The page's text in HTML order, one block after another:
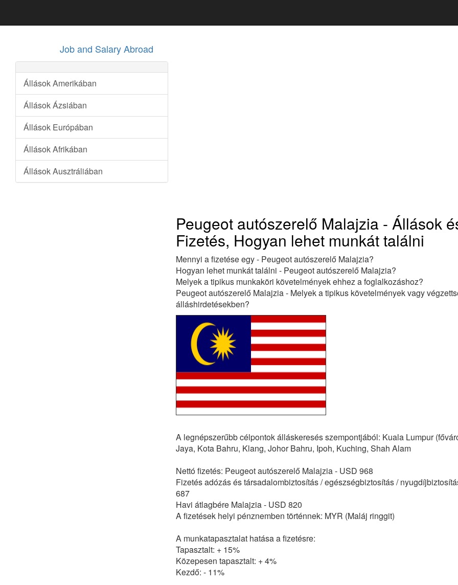
Job and Salary Abroad
Állások Amerikában
Állások Ázsiában
Állások Európában
Állások Afrikában
Állások Ausztráliában
Peugeot autószerelő Malajzia - Állások
Fizetés, Hogyan lehet munkát találni
Mennyi a fizetése egy - Peugeot autószerelő Malajzia?
Hogyan lehet munkát találni - Peugeot autószerelő Malajzia?
Melyek a tipikus munkaköri követelmények ehhez a foglalkozáshoz?
Peugeot autószerelő Malajzia - Melyek a tipikus követelmények vagy
álláshirdetésekben?
A legnépszerűbb célpontok álláskeresés szempontjából: Kuala Lumpur
Jaya, Kota Bahru, Klang, Johor Bahru, Ipoh, Kuching, Shah Alam
Nettó fizetés: Peugeot autószerelő Malajzia - USD 968
Fizetés adózás és társadalombiztosítás / egészségbiztosítás /
687
Havi átlagbére Malajzia - USD 820
A fizetések helyi pénznemben történnek: MYR (Maláj ringgit)
A munkatapasztalat hatása a fizetésre:
Tapasztalt: + 15%
Közepesen tapasztalt: + 4%
Kezdő: - 11%